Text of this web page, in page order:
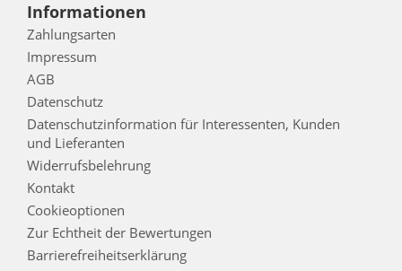
Informationen
Zahlungsarten
Impressum
AGB
Datenschutz
Datenschutzinformation für Interessenten, Kunden
und Lieferanten
Widerrufsbelehrung
Kontakt
Cookieoptionen
Zur Echtheit der Bewertungen
Barrierefreiheitserklärung